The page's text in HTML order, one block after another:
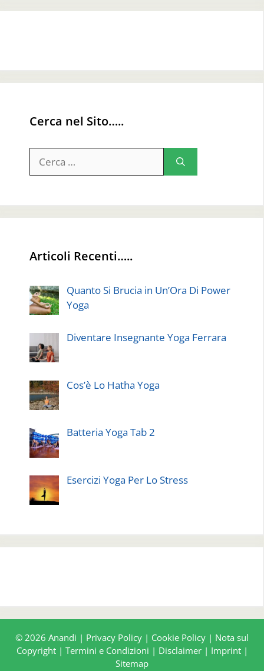
Cerca nel Sito…..
per:
Articoli Recenti…..
Quanto Si Brucia in Un’Ora Di Power
Yoga
Diventare Insegnante Yoga Ferrara
Cos’è Lo Hatha Yoga
Batteria Yoga Tab 2
Esercizi Yoga Per Lo Stress
© 2026 Anandi | Privacy Policy | Cookie Policy | Nota sul
Copyright| Termini e Condizioni | Disclaimer| Imprint|
Sitemap